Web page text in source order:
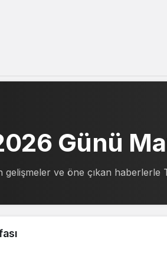
Günü
ve öne çıkan haberlerle